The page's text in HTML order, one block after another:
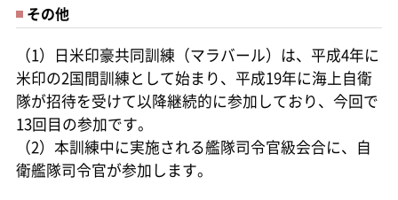
その他
（1）日米印豪共同訓練（マラバール）は、平成4年に
米印の2国間訓練として始まり、平成19年に海上自衛
隊が招待を受けて以降継続的に参加しており、今回で
13回目の参加です。
（2）本訓練中に実施される艦隊司令官級会合に、自
衛艦隊司令官が参加します。